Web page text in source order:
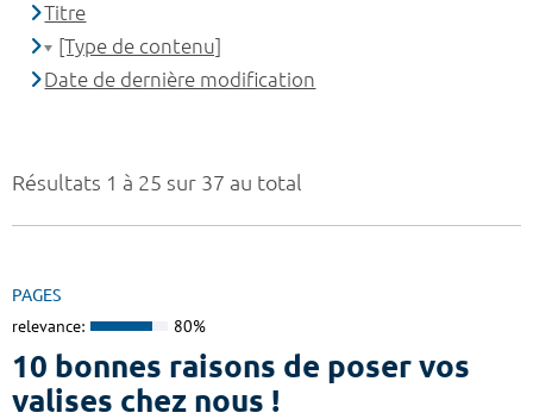
Résultats 1 à 25 sur 37 au total
PAGES
relevance: 80%
10 bonnes raisons de poser vos
valises chez nous !
Titre
[Type de contenu]
Date de dernière modification